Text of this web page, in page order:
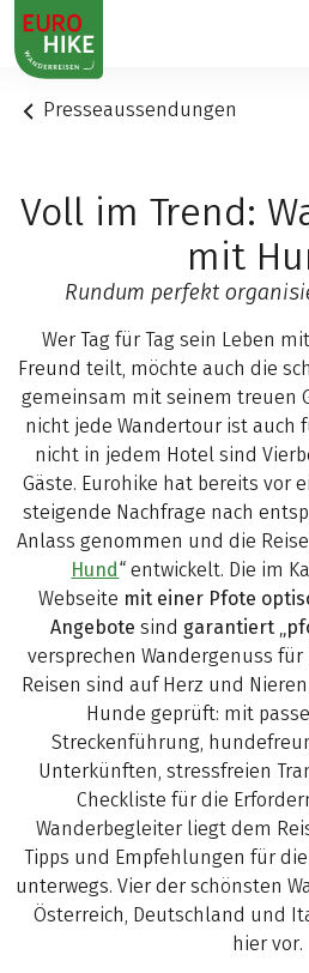
1
Presseaussendungen
Voll im Trend:
mit
Rundum perfekt
Wer Tag für Tag sein Leben
Freund teilt, möchte auch die
gemeinsam mit seinem treuen
nicht jede Wandertour ist auch
nicht in jedem Hotel sind
Gäste. Eurohike hat bereits vor
steigende Nachfrage nach
Anlass genommen und die
Hund “ entwickelt. Die im
Webseite mit einer Pfote
Angebote sind garantiert
versprechen Wandergenuss für
Reisen sind auf Herz und
Hunde geprüft: mit
Streckenführung,
Unterkünften, stressfreien
Checkliste für die
Wanderbegleiter liegt dem
Tipps und Empfehlungen für
unterwegs. Vier der schönsten
Österreich, Deutschland und
hier vor.